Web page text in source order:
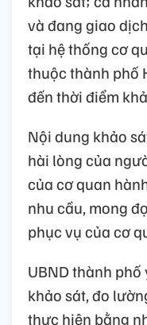
và đang giao
tại hệ thống cơ
thuộc thành phố
đến thời điểm
Nội dung khảo
hài lòng của
của cơ quan
nhu cầu, mong
phục vụ của cơ
UBND thành
khảo sát, đo
thực hiện bằng